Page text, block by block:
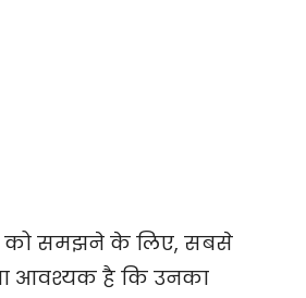
को समझने के लिए, सबसे
आवश्यक है कि उनका